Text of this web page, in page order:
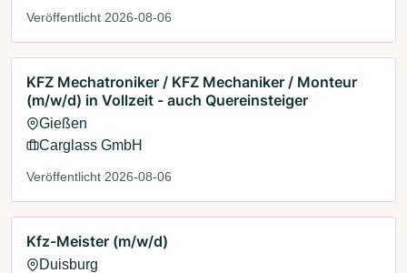
Veröffentlicht 2026-08-06
KFZ Mechatroniker / KFZ Mechaniker / Monteur
(m/w/d) in Vollzeit - auch Quereinsteiger
Gießen
Carglass GmbH
Veröffentlicht 2026-08-06
Kfz-Meister (m/w/d)
Duisburg